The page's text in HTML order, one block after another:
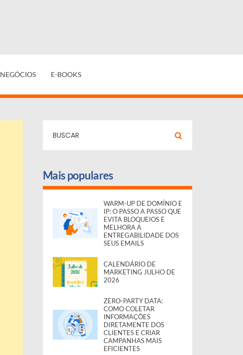
NEGÓCIOS E-BOOKS
Mais populares
WARM-UP DE DOMÍNIO E
IP: O PASSO A PASSO QUE
EVITA BLOQUEIOS E
MELHORA A
ENTREGABILIDADE DOS
SEUS EMAILS
CALENDÁRIO DE
MARKETING JULHO DE
2026
ZERO-PARTY DATA:
COMO COLETAR
INFORMAÇÕES
DIRETAMENTE DOS
CLIENTES E CRIAR
CAMPANHAS MAIS
EFICIENTES